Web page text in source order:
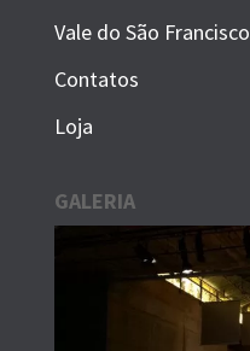
Vale do São Francisco
Contatos
Loja
GALERIA